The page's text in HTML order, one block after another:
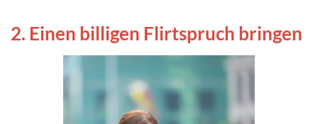
2. Einen billigen Flirtspruch bringen